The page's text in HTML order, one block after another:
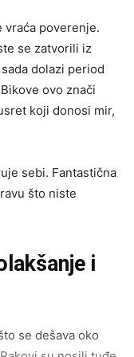
vraća poverenje.
se zatvorili iz
dolazi period
ovo znači
koji donosi mir,
sebi. Fantastična
što niste
i
se dešava oko